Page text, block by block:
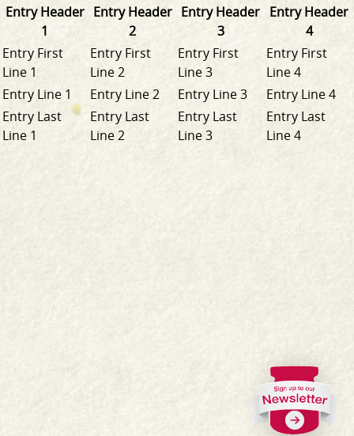
Entry Header
1
Entry Header
2
Entry Header
3
Entry Header
4
Entry First
Line 1
Entry First
Line 2
Entry First
Line 3
Entry First
Line 4
Entry Line 1
Entry Line 2 Entry Line 3
Entry Line 4
Entry Last
Line 1
Entry Last
Line 2
Entry Last
Line 3
Entry Last
Line 4